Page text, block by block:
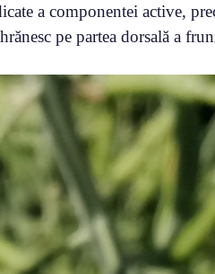
a componentei active,
pe partea dorsală a